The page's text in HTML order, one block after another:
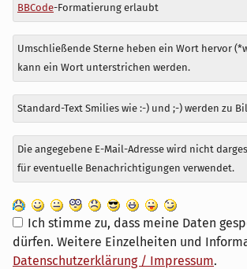
BBCode-Formatierung erlaubt
Umschließende Sterne heben ein Wort hervor
kann ein Wort unterstrichen werden.
Standard-Text Smilies wie :-) und ;-) werden zu
Die angegebene E-Mail-Adresse wird nicht
für eventuelle Benachrichtigungen verwendet.
Ich stimme zu, dass meine Daten
dürfen. Weitere Einzelheiten und
Datenschutzerklärung / Impressum.